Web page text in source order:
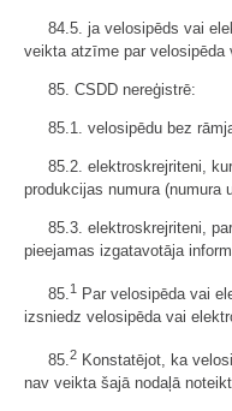
84.5. ja velosipēds vai
veikta atzīme par velosipēda
85. CSDD nereģistrē:
85.1. velosipēdu bez
85.2. elektroskrejriteni,
produkcijas numura
85.3. elektroskrejriteni,
pieejamas izgatavotāja
85. 1
Par velosipēda vai
izsniedz velosipēda vai
85.2 Konstatējot, ka
nav veikta šajā nodaļā